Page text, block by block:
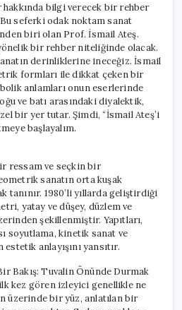
hakkında bilgi verecek bir rehber
seferki odak noktam sanat
biri olan Prof. İsmail Ateş.
bir rehber niteliğinde olacak.
derinliklerine ineceğiz. İsmail
formları ile dikkat çeken bir
anlamları onun eserlerinde
ve batı arasındaki diyalektik,
bir yer tutar. Şimdi, “İsmail Ateş’i
başlayalım.
ressam ve seçkin bir
sanatın orta kuşak
1980’li yıllarda geliştirdiği
yatay ve düşey, düzlem ve
şekillenmiştir. Yapıtları,
soyutlama, kinetik sanat ve
anlayışını yansıtır.
Bakış: Tuvalin Önünde Durmak
kez gören izleyici genellikle ne
üzerinde bir yüz, anlatılan bir